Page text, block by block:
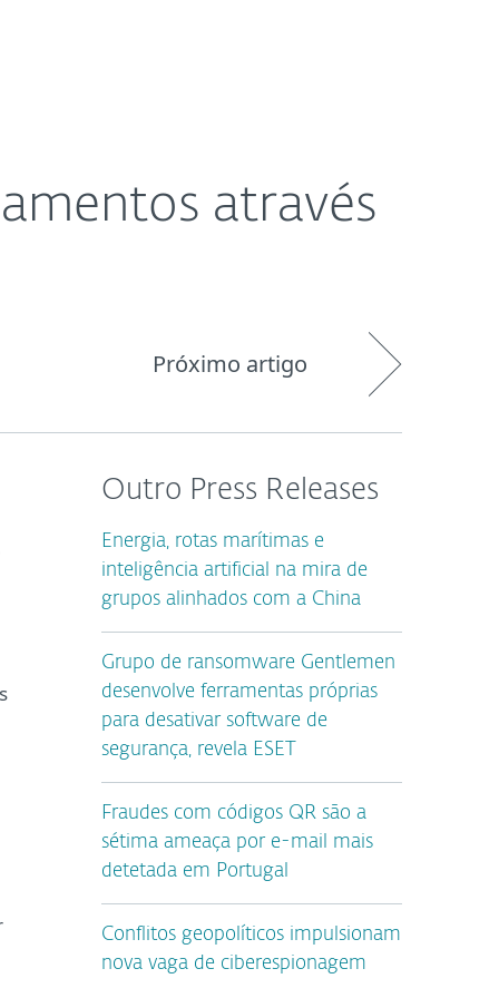
através
Próximo artigo
Outro Press Releases
Energia, rotas marítimas e
inteligência artificial na mira de
grupos alinhados com a China
Grupo de ransomware Gentlemen
desenvolve ferramentas próprias
para desativar software de
segurança, revela ESET
Fraudes com códigos QR são a
sétima ameaça por e-mail mais
detetada em Portugal
Conflitos geopolíticos impulsionam
nova vaga de ciberespionagem